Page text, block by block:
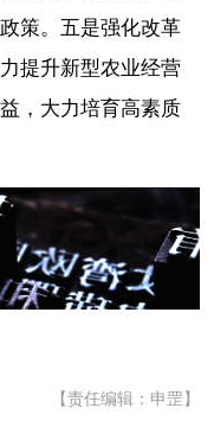
策。五是强化改革
提升新型农业经营
，大力培育高素质
【责任编辑：申罡】